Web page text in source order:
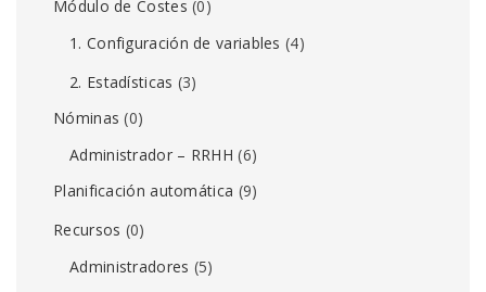
Módulo de Costes (0)
1. Configuración de variables (4)
2. Estadísticas (3)
Nóminas (0)
Administrador – RRHH (6)
Planificación automática (9)
Recursos (0)
Administradores (5)